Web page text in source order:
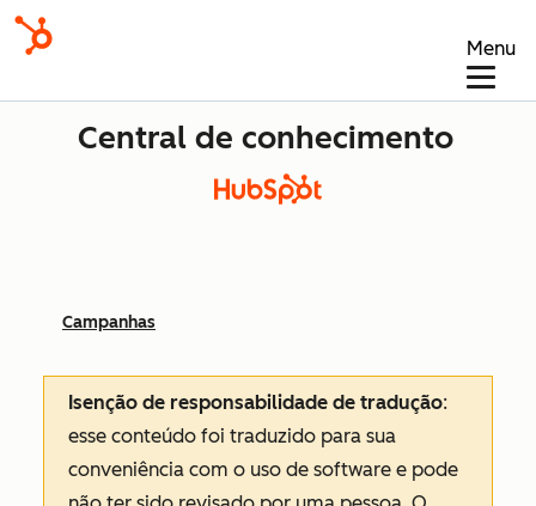
Menu
Central de conhecimento
Campanhas
Isenção de responsabilidade de tradução:
esse conteúdo foi traduzido para sua
conveniência com o uso de software e pode